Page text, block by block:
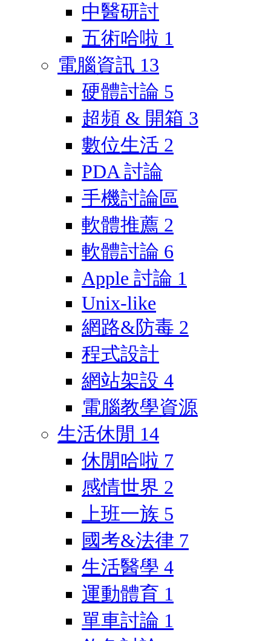
中醫研討
五術哈啦 1
電腦資訊 13
硬體討論 5
超頻 & 開箱 3
數位生活 2
PDA 討論
手機討論區
軟體推薦 2
軟體討論 6
Apple 討論 1
Unix-like
網路&防毒 2
程式設計
網站架設 4
電腦教學資源
生活休閒 14
休閒哈啦 7
感情世界 2
上班一族 5
國考&法律 7
生活醫學 4
運動體育 1
單車討論 1